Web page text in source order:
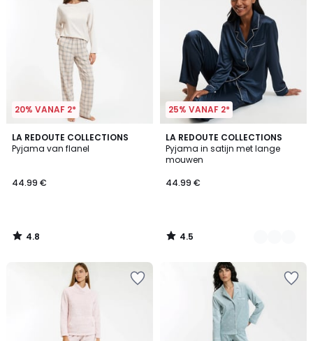
20% VANAF 2*
LA REDOUTE COLLECTIONS
Pyjama van flanel
44.99 €
4.8
/ 5
4.8
/
25% VANAF 2*
LA REDOUTE COLLECTIONS
Pyjama in satijn met lange
mouwen
44.99 €
4.5
/ 5
2
Kleuren
4.5
/